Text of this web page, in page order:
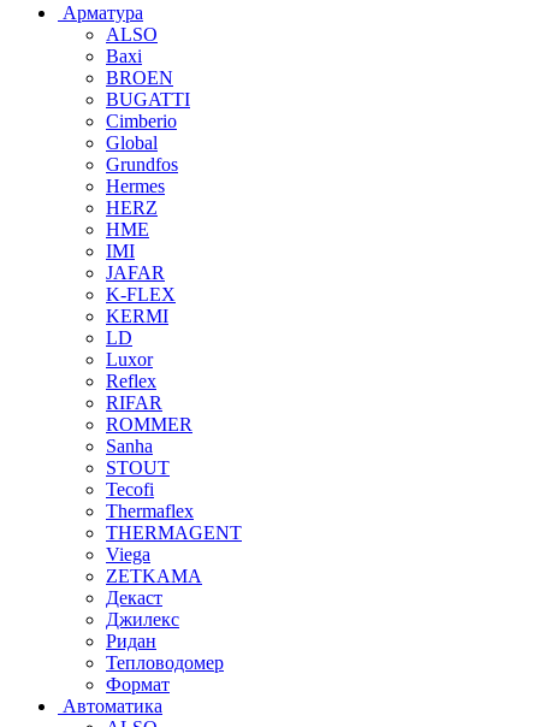
Арматура
ALSO
Baxi
BROEN
BUGATTI
Cimberio
Global
Grundfos
Hermes
HERZ
HME
IMI
JAFAR
K-FLEX
KERMI
LD
Luxor
Reflex
RIFAR
ROMMER
Sanha
STOUT
Tecofi
Thermaflex
THERMAGENT
Viega
ZETKAMA
Декаст
Джилекс
Ридан
Тепловодомер
Формат
Автоматика